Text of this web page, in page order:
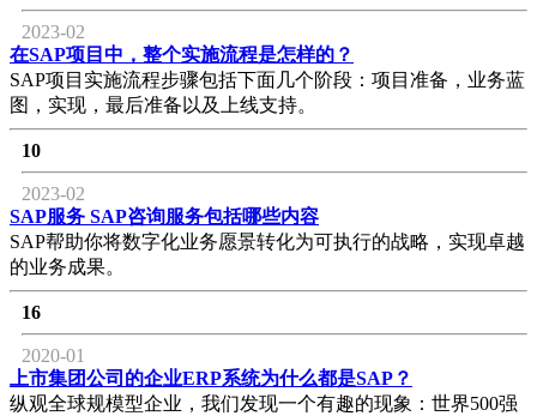
2023-02
在SAP项目中，整个实施流程是怎样的？
SAP项目实施流程步骤包括下面几个阶段：项目准备，业务蓝
图，实现，最后准备以及上线支持。
10
2023-02
SAP服务 SAP咨询服务包括哪些内容
SAP帮助你将数字化业务愿景转化为可执行的战略，实现卓越
的业务成果。
16
2020-01
上市集团公司的企业ERP系统为什么都是SAP？
纵观全球规模型企业，我们发现一个有趣的现象：世界500强